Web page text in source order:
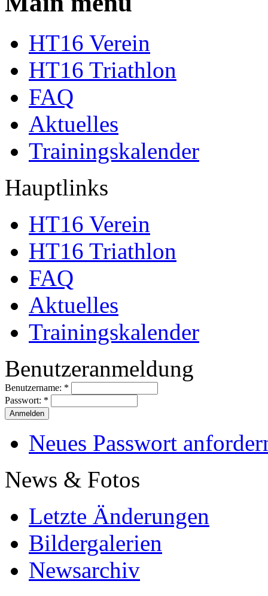
HT16 Verein
HT16 Triathlon
FAQ
Aktuelles
Trainingskalender
Hauptlinks
HT16 Verein
HT16 Triathlon
FAQ
Aktuelles
Trainingskalender
Benutzeranmeldung
Benutzername: *
Passwort: *
Neues Passwort
News & Fotos
Letzte Änderungen
Bildergalerien
Newsarchiv